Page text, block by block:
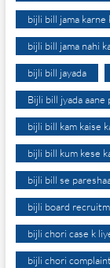
bijli bill jama karne
bijli bill jama nahi
bijli bill jayada
Bijli bill jyada aane
bijli bill kam kaise
bijli bill kum kese
bijli bill se
bijli board
bijli chori case k
bijli chori complaint